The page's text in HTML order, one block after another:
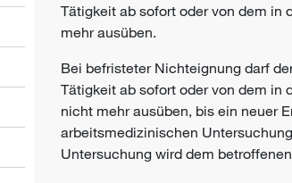
Tätigkeit ab sofort oder von dem in
mehr ausüben.
Bei befristeter Nichteignung darf
Tätigkeit ab sofort oder von dem in
nicht mehr ausüben, bis ein neuer
arbeitsmedizinischen
Untersuchung wird dem